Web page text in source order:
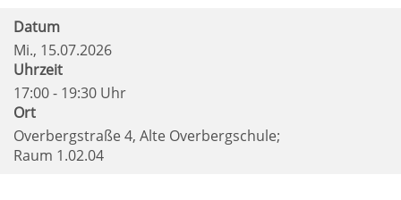
Datum
Mi., 15.07.2026
Uhrzeit
17:00 - 19:30 Uhr
Ort
Overbergstraße 4, Alte Overbergschule;
Raum 1.02.04